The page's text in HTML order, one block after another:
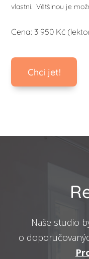
vlastní. Většinou je
Cena: 3 950 Kč
Chci jet!
Naše studio
o